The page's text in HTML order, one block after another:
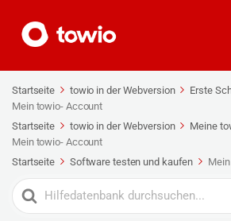
Startseite towio in der Webversion
Erste
Mein towio- Account
Startseite
towio in der Webversion
Meine
Mein towio- Account
Startseite
Software testen und kaufen
Search
For